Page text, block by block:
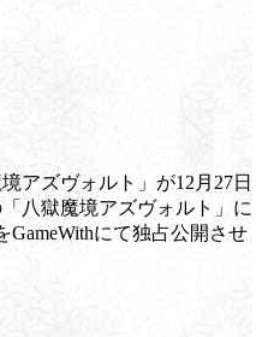
アズヴォルト」が12月27日
八獄魔境アズヴォルト」に
GameWithにて独占公開させ